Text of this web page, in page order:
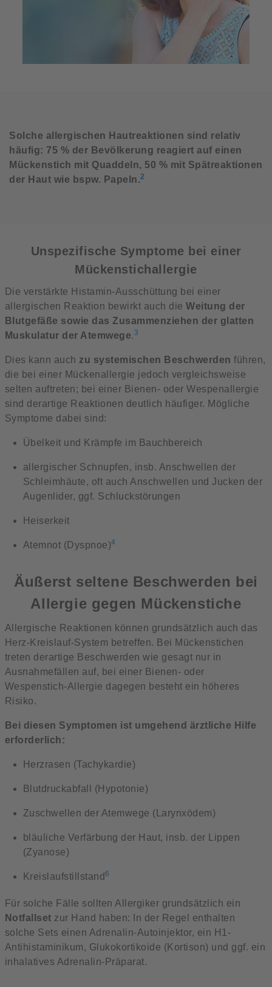
Solche allergischen Hautreaktionen sind relativ
häufig: 75 % der Bevölkerung reagiert auf einen
Mückenstich mit Quaddeln, 50 % mit Spätreaktionen
der Haut wie bspw. Papeln.2
Unspezifische Symptome bei einer
Mückenstichallergie
Die verstärkte Histamin-Ausschüttung bei einer
allergischen Reaktion bewirkt auch die Weitung der
Blutgefäße sowie das Zusammenziehen der glatten
Muskulatur der Atemwege. 3
Dies kann auch zu systemischen Beschwerden führen,
die bei einer Mückenallergie jedoch vergleichsweise
selten auftreten; bei einer Bienen- oder Wespenallergie
sind derartige Reaktionen deutlich häufiger. Mögliche
Symptome dabei sind:
Übelkeit und Krämpfe im Bauchbereich
allergischer Schnupfen, insb. Anschwellen der
Schleimhäute, oft auch Anschwellen und Jucken der
Augenlider, ggf. Schluckstörungen
Heiserkeit
Atemnot (Dyspnoe)4
Äußerst seltene Beschwerden bei
Allergie gegen Mückenstiche
Allergische Reaktionen können grundsätzlich auch das
Herz-Kreislauf-System betreffen. Bei Mückenstichen
treten derartige Beschwerden wie gesagt nur in
Ausnahmefällen auf, bei einer Bienen- oder
Wespenstich-Allergie dagegen besteht ein höheres
Risiko.
Bei diesen Symptomen ist umgehend ärztliche Hilfe
erforderlich:
Herzrasen (Tachykardie)
Blutdruckabfall (Hypotonie)
Zuschwellen der Atemwege (Larynxödem)
bläuliche Verfärbung der Haut, insb. der Lippen
(Zyanose)
Kreislaufstillstand 6
Für solche Fälle sollten Allergiker grundsätzlich ein
Notfallset zur Hand haben: In der Regel enthalten
solche Sets einen Adrenalin-Autoinjektor, ein H1-
Antihistaminikum, Glukokortikoide (Kortison) und ggf. ein
inhalatives Adrenalin-Präparat.